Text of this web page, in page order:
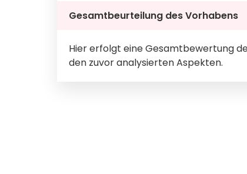
Gesamtbeurteilung des Vorhabens
Hier erfolgt eine Gesamtbewertung
den zuvor analysierten Aspekten.